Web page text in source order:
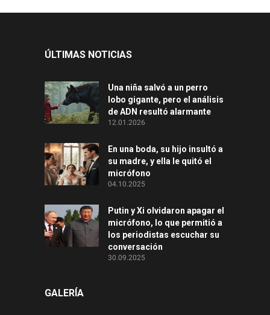
ÚLTIMAS NOTICIAS
Una niña salvó a un perro
lobo gigante, pero el análisis
de ADN resultó alarmante
12.01.2026
En una boda, su hijo insultó a
su madre, y ella le quitó el
micrófono
04.10.2025
Putin y Xi olvidaron apagar el
micrófono, lo que permitió a
los periodistas escuchar su
conversación
30.09.2025
GALERÍA